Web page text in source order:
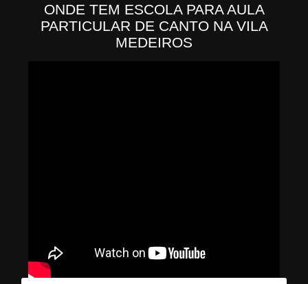
ONDE TEM ESCOLA PARA AULA
PARTICULAR DE CANTO NA VILA
MEDEIROS